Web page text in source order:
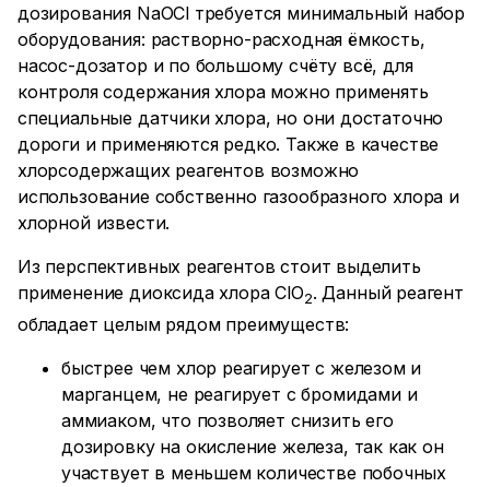
дозирования NaOCl требуется минимальный набор
оборудования: растворно-расходная ёмкость,
насос-дозатор и по большому счёту всё, для
контроля содержания хлора можно применять
специальные датчики хлора, но они достаточно
дороги и применяются редко. Также в качестве
хлорсодержащих реагентов возможно
использование собственно газообразного хлора и
хлорной извести.
Из перспективных реагентов стоит выделить
применение диоксида хлора ClO2. Данный реагент
обладает целым рядом преимуществ:
быстрее чем хлор реагирует с железом и
марганцем, не реагирует с бромидами и
аммиаком, что позволяет снизить его
дозировку на окисление железа, так как он
участвует в меньшем количестве побочных